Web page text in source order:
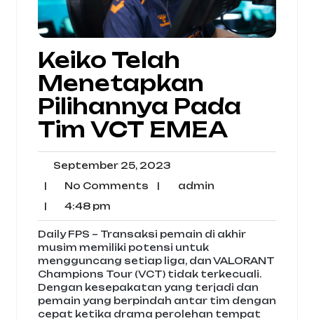
Keiko Telah
Menetapkan
Pilihannya Pada
Tim VCT EMEA
September 25, 2023
2023
| No Comments No| adminadmin
|
4:48 pm
pm
Daily FPS – Transaksi pemain di akhir
musim memiliki potensi untuk
mengguncang setiap liga, dan VALORANT
Champions Tour (VCT) tidak terkecuali.
Dengan kesepakatan yang terjadi dan
pemain yang berpindah antar tim dengan
cepat ketika drama perolehan tempat